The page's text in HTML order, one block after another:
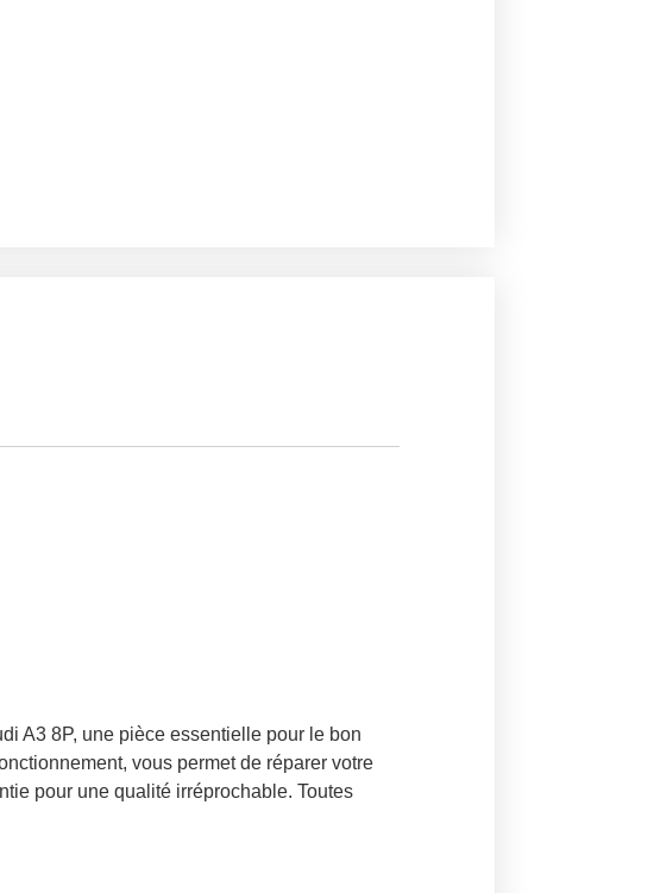
A3 8P, une pièce essentielle pour le bon
vous permet de réparer votre
pour une qualité irréprochable. Toutes